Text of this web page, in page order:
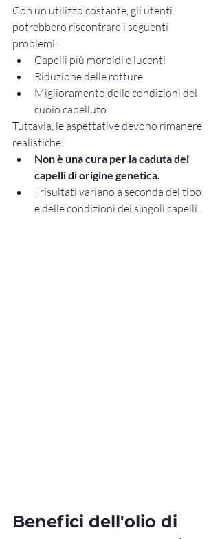
Con un utilizzo costante, gli utenti
potrebbero riscontrare i seguenti
problemi:
Capelli più morbidi e lucenti
Riduzione delle rotture
Miglioramento delle condizioni del
cuoio capelluto
Tuttavia, le aspettative devono rimanere
realistiche:
Non è una cura per la caduta dei
capelli di origine genetica.
I risultati variano a seconda del tipo
e delle condizioni dei singoli capelli.
Benefici dell'olio di